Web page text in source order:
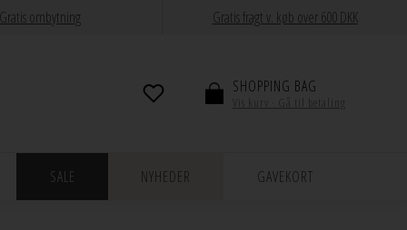
Gratis ombytning Gratis fragt v. køb over 600 DKK
SHOPPING BAG
SALE NYHEDER GAVEKORT